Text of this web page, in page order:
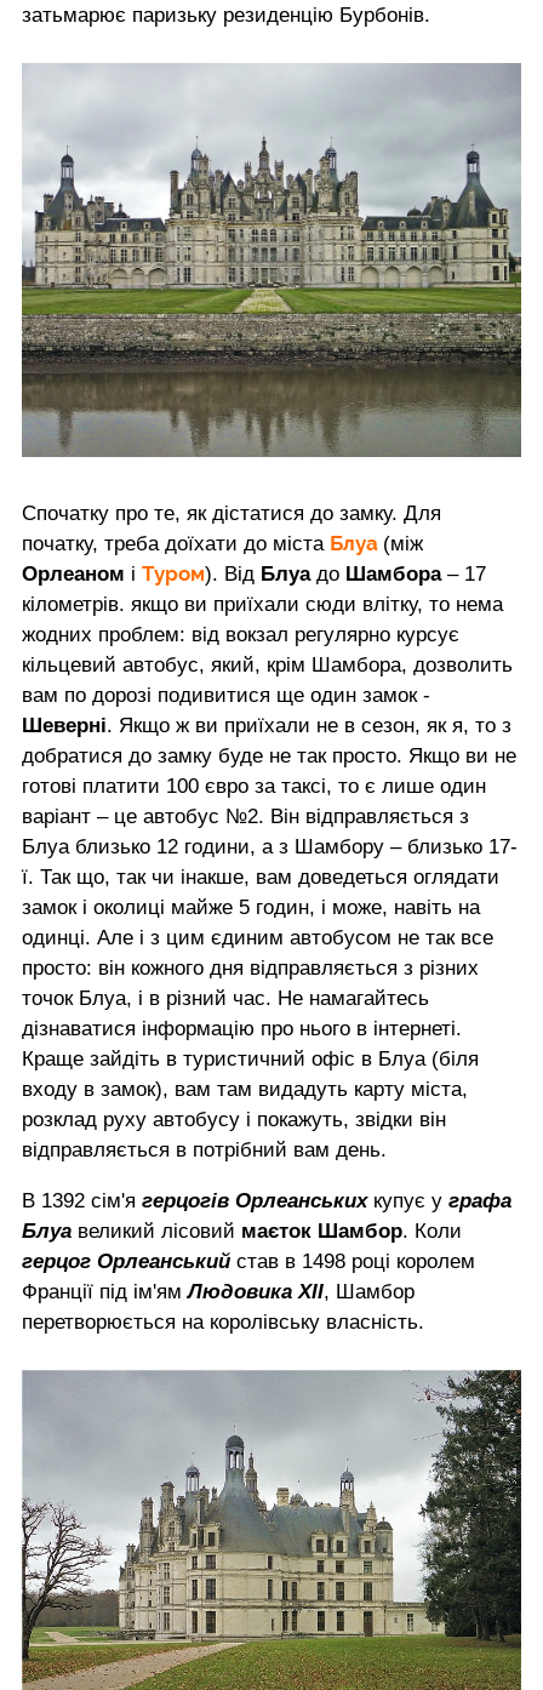
затьмарює паризьку резиденцію Бурбонів.
Спочатку про те, як дістатися до замку. Для
початку, треба доїхати до міста Блуа (між
Орлеаном і Туром). Від Блуа до Шамбора – 17
кілометрів. якщо ви приїхали сюди влітку, то нема
жодних проблем: від вокзал регулярно курсує
кільцевий автобус, який, крім Шамбора, дозволить
вам по дорозі подивитися ще один замок -
Шеверні. Якщо ж ви приїхали не в сезон, як я, то з
добратися до замку буде не так просто. Якщо ви не
готові платити 100 євро за таксі, то є лише один
варіант – це автобус №2. Він відправляється з
Блуа близько 12 години, а з Шамбору – близько 17-
ї. Так що, так чи інакше, вам доведеться оглядати
замок і околиці майже 5 годин, і може, навіть на
одинці. Але і з цим єдиним автобусом не так все
просто: він кожного дня відправляється з різних
точок Блуа, і в різний час. Не намагайтесь
дізнаватися інформацію про нього в інтернеті.
Краще зайдіть в туристичний офіс в Блуа (біля
входу в замок), вам там видадуть карту міста,
розклад руху автобусу і покажуть, звідки він
відправляється в потрібний вам день.
В 1392 сім'я герцогів Орлеанськихкупує у графа
Блуа великий лісовий маєток Шамбор. Коли
герцог Орлеанський став в 1498 році королем
Франції під ім'ямЛюдовика XII, Шамбор
перетворюється на королівську власність.